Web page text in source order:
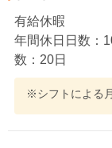
有給休暇
年間休日日数：
数：20日
※シフトによる